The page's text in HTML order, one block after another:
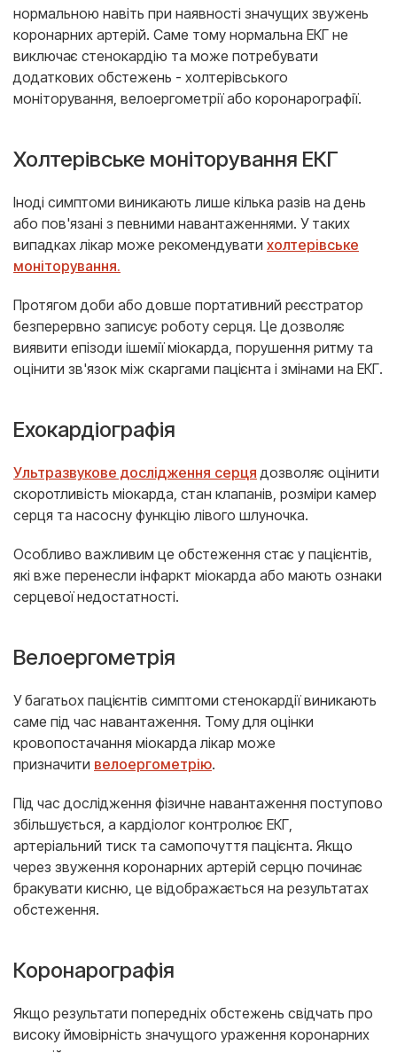
нормальною навіть при наявності значущих звужень
коронарних артерій. Саме тому нормальна ЕКГ не
виключає стенокардію та може потребувати
додаткових обстежень - холтерівського
моніторування, велоергометрії або коронарографії.
Холтерівське моніторування ЕКГ
Іноді симптоми виникають лише кілька разів на день
або пов'язані з певними навантаженнями. У таких
випадках лікар може рекомендувати холтерівське
моніторування.
Протягом доби або довше портативний реєстратор
безперервно записує роботу серця. Це дозволяє
виявити епізоди ішемії міокарда, порушення ритму та
оцінити зв'язок між скаргами пацієнта і змінами на ЕКГ.
Ехокардіографія
Ультразвукове дослідження серця дозволяє оцінити
скоротливість міокарда, стан клапанів, розміри камер
серця та насосну функцію лівого шлуночка.
Особливо важливим це обстеження стає у пацієнтів,
які вже перенесли інфаркт міокарда або мають ознаки
серцевої недостатності.
Велоергометрія
У багатьох пацієнтів симптоми стенокардії виникають
саме під час навантаження. Тому для оцінки
кровопостачання міокарда лікар може
призначити велоергометрію.
Під час дослідження фізичне навантаження поступово
збільшується, а кардіолог контролює ЕКГ,
артеріальний тиск та самопочуття пацієнта. Якщо
через звуження коронарних артерій серцю починає
бракувати кисню, це відображається на результатах
обстеження.
Коронарографія
Якщо результати попередніх обстежень свідчать про
високу ймовірність значущого ураження коронарних